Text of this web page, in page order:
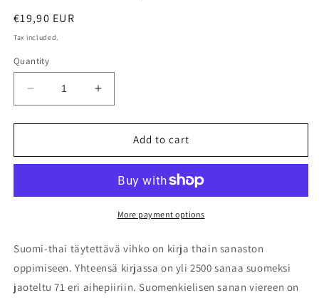
Regular
price
€19,90 EUR
Tax included.
Quantity
Decrease
quantity
for
thai
Increase
quantity
for
Suomi-
thai
vihko
Add to cart
More payment options
Suomi-thai täytettävä vihko on kirja thain sanaston
oppimiseen. Yhteensä kirjassa on yli 2500 sanaa suomeksi
jaoteltu 71 eri aihepiiriin. Suomenkielisen sanan viereen on